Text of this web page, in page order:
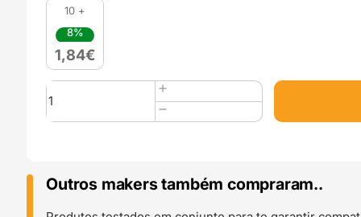
10 +
8%
1,84€
Quantidade
de
KIT
para
Limpeza
do
Outros makers também compraram..